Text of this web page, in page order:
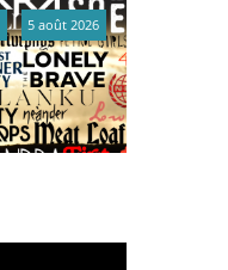
5 août 2026